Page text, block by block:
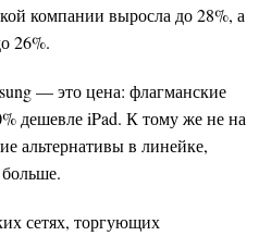
компании выросла до 28%, а
26%.
— это цена: флагманские
дешевле iPad. К тому же не на
альтернативы в линейке,
сетях, торгующих